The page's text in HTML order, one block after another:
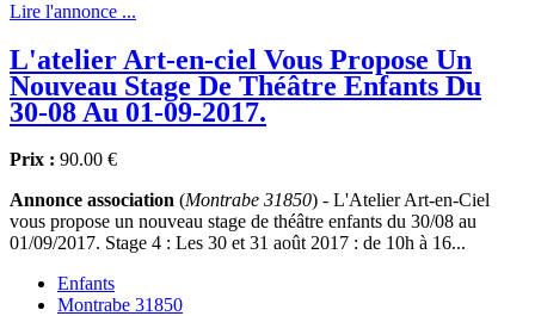
Lire l'annonce ...
L'atelier Art-en-ciel Vous Propose Un
Nouveau Stage De Théâtre Enfants Du
30-08 Au 01-09-2017.
Prix : 90.00 €
Annonce association (Montrabe 31850) - L'Atelier Art-en-Ciel
vous propose un nouveau stage de théâtre enfants du 30/08 au
01/09/2017. Stage 4 : Les 30 et 31 août 2017 : de 10h à 16...
Enfants
Montrabe 31850